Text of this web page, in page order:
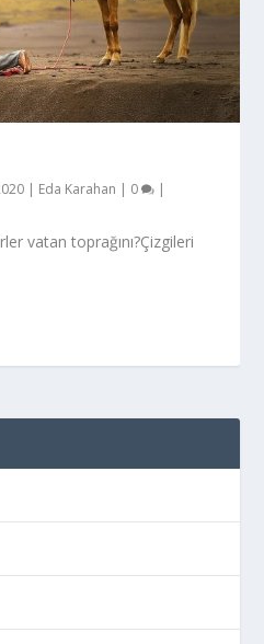
| Eda Karahan | 0 |
vatan toprağını?Çizgileri